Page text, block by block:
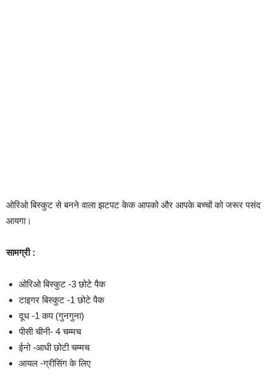
ओरिओ बिस्कुट से बनने वाला झटपट केक आपको और आपके बच्चों को जरूर पसंद
आयगा।
सामग्री :
ओरिओ बिस्कुट -3 छोटे पैक
टाइगर बिस्कुट -1 छोटे पैक
दूध -1 कप (गुनगुना)
पीसी चीनी- 4 चम्मच
ईनो -आधी छोटी चम्मच
आयल -ग्रीसिंग के लिए